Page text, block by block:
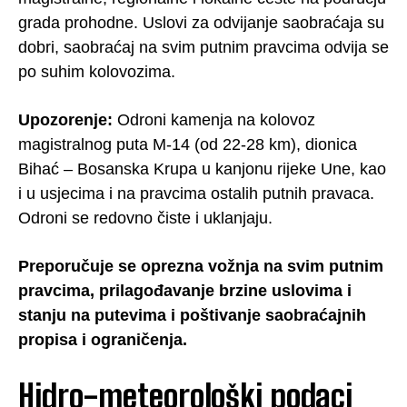
grada prohodne. Uslovi za odvijanje saobraćaja su
dobri, saobraćaj na svim putnim pravcima odvija se
po suhim kolovozima.
Upozorenje: Odroni kamenja na kolovoz
magistralnog puta M-14 (od 22-28 km), dionica
Bihać – Bosanska Krupa u kanjonu rijeke Une, kao
i u usjecima i na pravcima ostalih putnih pravaca.
Odroni se redovno čiste i uklanjaju.
Preporučuje se oprezna vožnja na svim putnim
pravcima, prilagođavanje brzine uslovima i
stanju na putevima i poštivanje saobraćajnih
propisa i ograničenja.
Hidro-meteorološki podaci